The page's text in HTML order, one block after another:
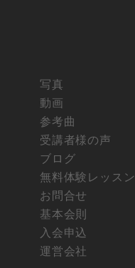
写真
動画
参考曲
受講者様の声
ブログ
無料体験レッスン
お問合せ
基本会則
入会申込
運営会社